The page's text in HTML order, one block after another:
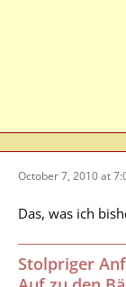
October 7, 2010 at
Das, was ich
Stolpriger